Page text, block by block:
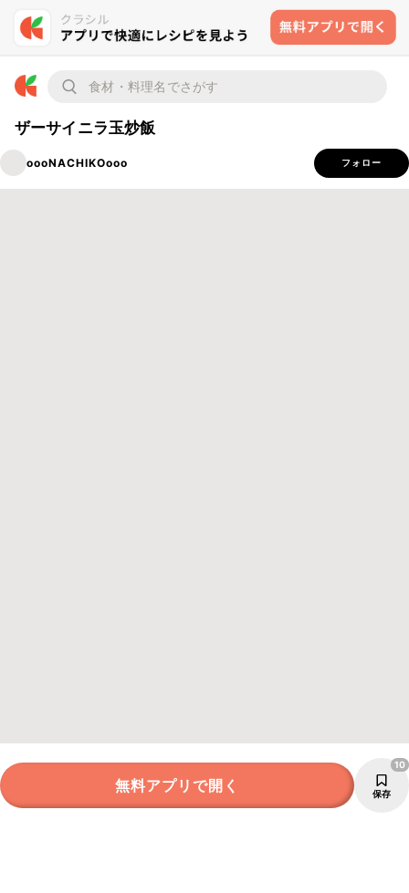
ザーサイニラ玉炒飯
oooNACHIKOooo フォロー
無料アプリで開く 保存
10